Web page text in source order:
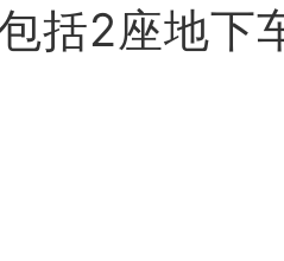
括2座地下